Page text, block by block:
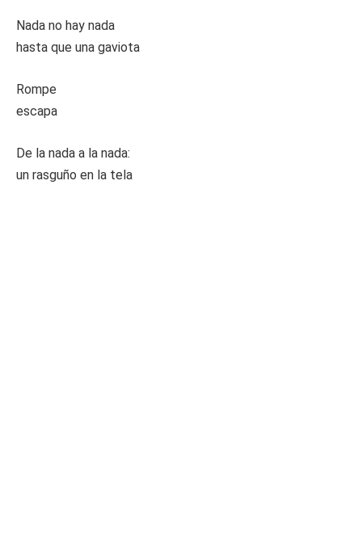
Nada no hay nada
hasta que una gaviota
Rompe
escapa
De la nada a la nada:
un rasguño en la tela